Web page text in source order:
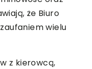
że Biuro
wielu
z kierowcą,